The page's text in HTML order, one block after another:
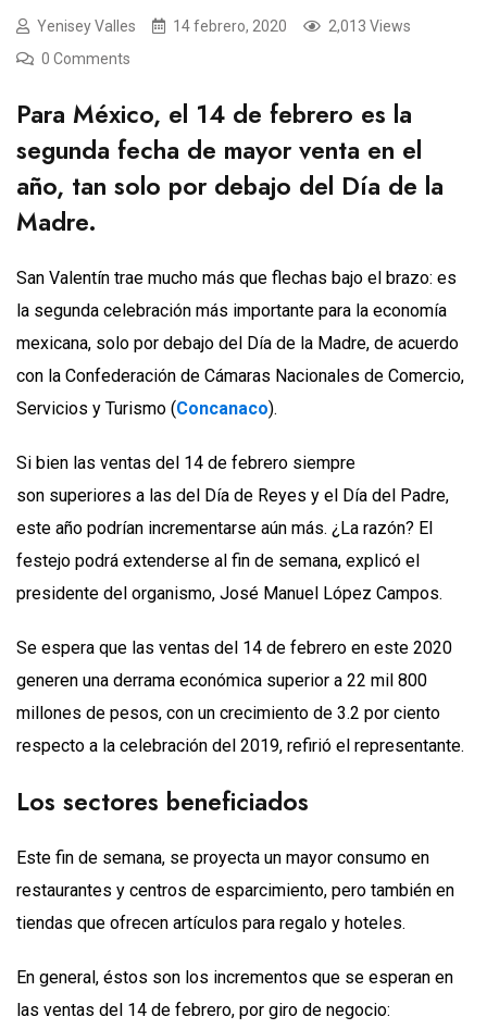
Yenisey Valles 14 febrero, 2020
2,013 Views
0 Comments
Para México, el 14 de febrero es la
segunda fecha de mayor venta en el
año, tan solo por debajo del Día de la
Madre.
San Valentín trae mucho más que flechas bajo el brazo: es
la segunda celebración más importante para la economía
mexicana, solo por debajo del Día de la Madre, de acuerdo
con la Confederación de Cámaras Nacionales de Comercio,
Servicios y Turismo (Concanaco).
Si bien las ventas del 14 de febrero siempre
son superiores a las del Día de Reyes y el Día del Padre,
este año podrían incrementarse aún más. ¿La razón? El
festejo podrá extenderse al fin de semana, explicó el
presidente del organismo, José Manuel López Campos.
Se espera que las ventas del 14 de febrero en este 2020
generen una derrama económica superior a 22 mil 800
millones de pesos, con un crecimiento de 3.2 por ciento
respecto a la celebración del 2019, refirió el representante.
Los sectores beneficiados
Este fin de semana, se proyecta un mayor consumo en
restaurantes y centros de esparcimiento, pero también en
tiendas que ofrecen artículos para regalo y hoteles.
En general, éstos son los incrementos que se esperan en
las ventas del 14 de febrero, por giro de negocio: